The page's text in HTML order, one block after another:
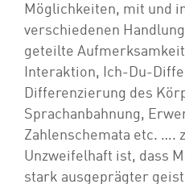
Möglichkeiten, mit und
verschiedenen
geteilte
Interaktion, Ich-Du-
Differenzierung des
Sprachanbahnung,
Zahlenschemata etc. ….
Unzweifelhaft ist, dass
stark ausgeprägter